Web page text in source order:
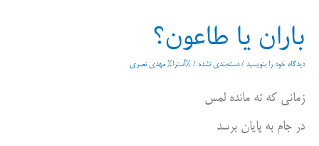
باران یا طاعون؟
دیدگاه‌ خود را بنویسید /دسته‌بندی نشده / %آسترا% مهدی نصری
زمانی که ته مانده لمس
در جام به پایان برسد